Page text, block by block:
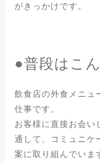
がきっかけです。
●普段はこ
飲食店の外食メニュ
仕事です。
お客様に直接お会い
通して、コミュニケ
案に取り組んでいま